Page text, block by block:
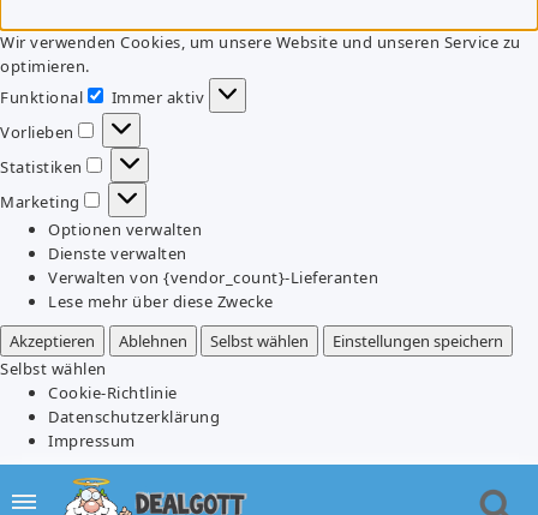
Wir verwenden Cookies, um unsere Website und unseren Service zu
optimieren.
Funktional
Funktional
Immer aktiv
Vorlieben
Vorlieben
Statistiken
Statistiken
Marketing
Marketing
Optionen verwalten
Dienste verwalten
Verwalten von {vendor_count}-Lieferanten
Lese mehr über diese Zwecke
Akzeptieren
Ablehnen Selbst wählen
Einstellungen speichern
Selbst wählen
Cookie-Richtlinie
Datenschutzerklärung
Impressum